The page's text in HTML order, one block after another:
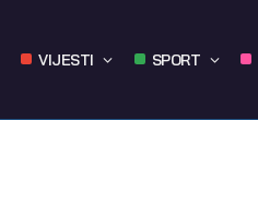
VIJESTI SPORT